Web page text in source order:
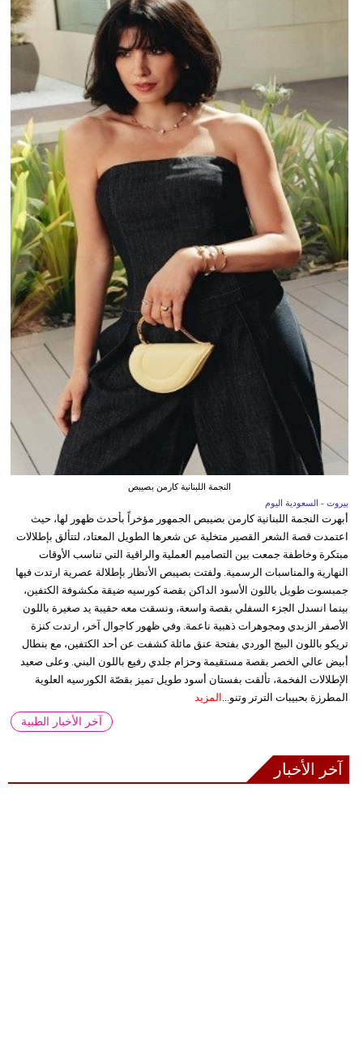
النجمة اللبنانية كارمن بصيبص
بيروت - السعودية اليوم
أبهرت النجمة اللبنانية كارمن بصيبص الجمهور مؤخراً بأحدث ظهور لها، حيث
اعتمدت قصة الشعر القصير متخلية عن شعرها الطويل المعتاد، لتتألق بإطلالات
مبتكرة وخاطفة جمعت بين التصاميم العملية والراقية التي تناسب الأوقات
النهارية والمناسبات الرسمية. ولفتت بصيبص الأنظار بإطلالة عصرية ارتدت فيها
جمبسوت طويل باللون الأسود الداكن بقصة كورسيه ضيقة مكشوفة الكتفين،
بينما انسدل الجزء السفلي بقصة واسعة، ونسقت معه حقيبة يد صغيرة باللون
الأصفر الزبدي ومجوهرات ذهبية ناعمة. وفي ظهور كاجوال آخر، ارتدت كنزة
تريكو باللون البيج الوردي بفتحة عنق مائلة كشفت عن أحد الكتفين، مع بنطال
أبيض عالي الخصر بقصة مستقيمة وحزام جلدي رفيع باللون البني. وعلى صعيد
الإطلالات الفخمة، تألقت بفستان أسود طويل تميز بقصّة الكورسيه العلوية
المطرزة بحبيبات الترتر وتنو...
المزيد
آخر الأخبار الطبية
آخر الأخبار